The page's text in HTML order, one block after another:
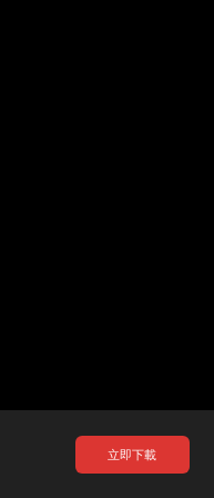
立即下載